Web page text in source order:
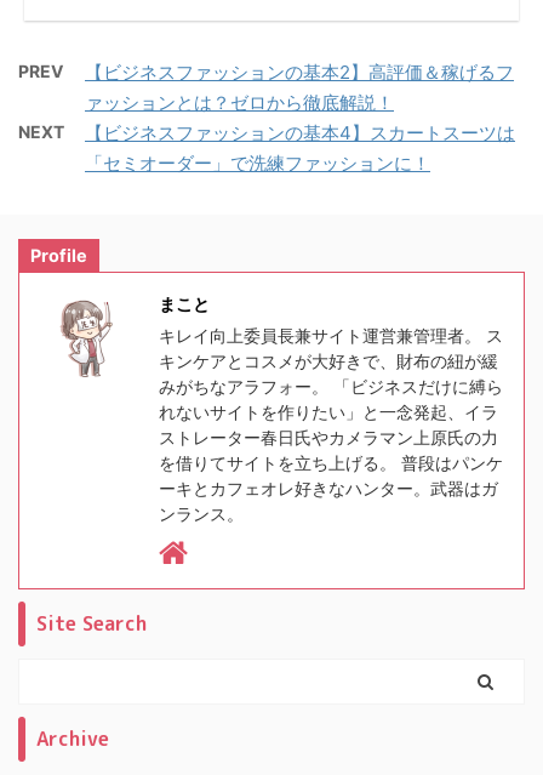
PREV
【ビジネスファッションの基本2】高評価＆稼げるフ
ァッションとは？ゼロから徹底解説！
NEXT
【ビジネスファッションの基本4】スカートスーツは
「セミオーダー」で洗練ファッションに！
Profile
まこと
キレイ向上委員長兼サイト運営兼管理者。 ス
キンケアとコスメが大好きで、財布の紐が緩
みがちなアラフォー。 「ビジネスだけに縛ら
れないサイトを作りたい」と一念発起、イラ
ストレーター春日氏やカメラマン上原氏の力
を借りてサイトを立ち上げる。 普段はパンケ
ーキとカフェオレ好きなハンター。武器はガ
ンランス。
Site Search
Archive